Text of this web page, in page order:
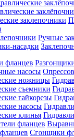
Ручные
Сгонщики